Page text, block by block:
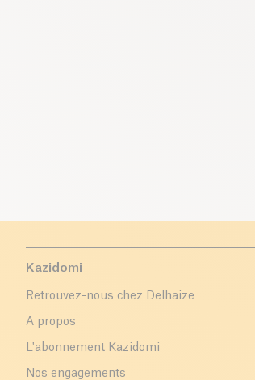
Kazidomi
Retrouvez-nous chez Delhaize
A propos
L'abonnement Kazidomi
Nos engagements